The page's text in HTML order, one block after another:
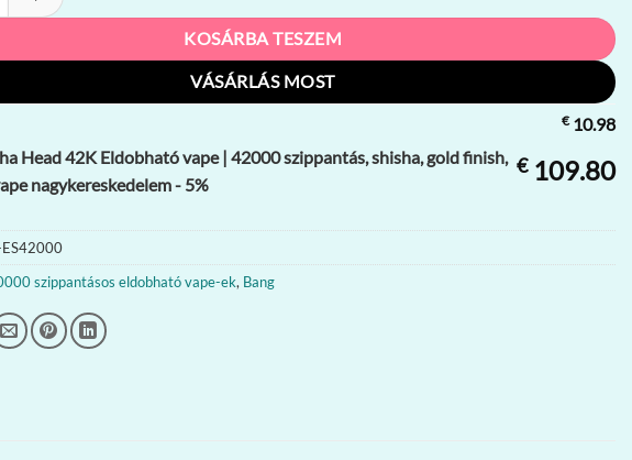
KOSÁRBA TESZEM
VÁSÁRLÁS MOST
€10.98
Head 42K Eldobható vape | 42000 szippantás, shisha, gold finish,
nagykereskedelem - 5%
€109.80
ES42000
szippantásos eldobható vape-ek, Bang